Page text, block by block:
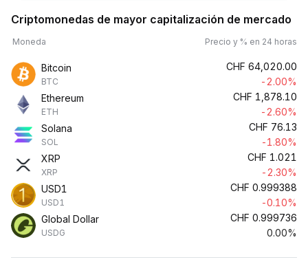
Criptomonedas de mayor capitalización de mercado
Moneda Precio y % en 24 horas
Bitcoin
BTC
CHF 64,020.00
-2.00%
Ethereum
ETH
CHF 1,878.10
-2.60%
Solana
SOL
CHF 76.13
-1.80%
XRP
XRP
CHF 1.021
-2.30%
USD1
USD1
CHF 0.999388
-0.10%
Global Dollar
USDG
CHF 0.999736
0.00%